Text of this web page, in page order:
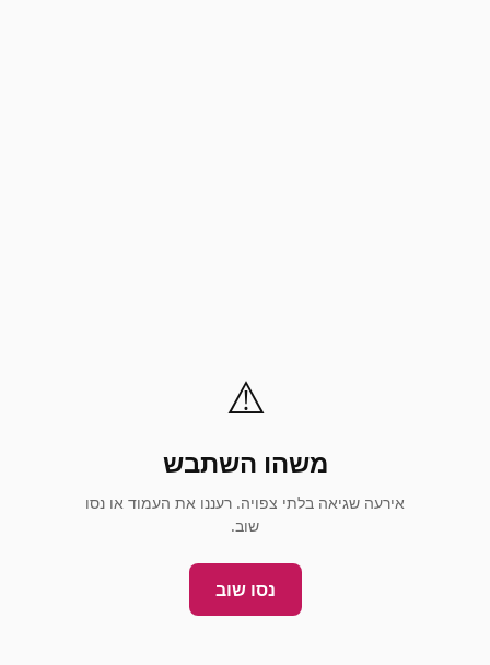
⚠️
משהו השתבש
אירעה שגיאה בלתי צפויה. רעננו את העמוד או נסו
שוב.
נסו שוב